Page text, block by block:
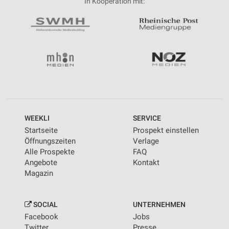
WEEKLI
Startseite
Öffnungszeiten
Alle Prospekte
Angebote
Magazin
SERVICE
Prospekt einstellen
Verlage
FAQ
Kontakt
SOCIAL
Facebook
UNTERNEHMEN
Jobs